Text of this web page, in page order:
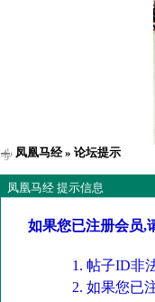
凤凰马经» 论坛提示
凤凰马经 提示信息
如果您已注册会员,
帖子ID非
如果您已